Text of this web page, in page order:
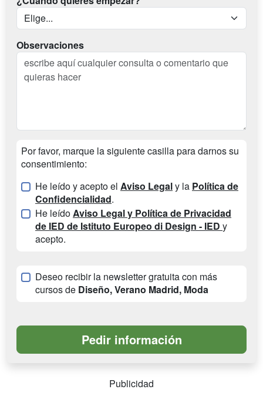
Observaciones
Por favor, marque la siguiente casilla para darnos su
consentimiento:
He leído y acepto el Aviso Legaly la Política de
Confidencialidad.
He leídoAviso Legal y Política de Privacidad
de IED de Istituto Europeo di Design - IED y
acepto.
Deseo recibir la newsletter gratuita con más
cursos de Diseño, Verano Madrid, Moda
Publicidad